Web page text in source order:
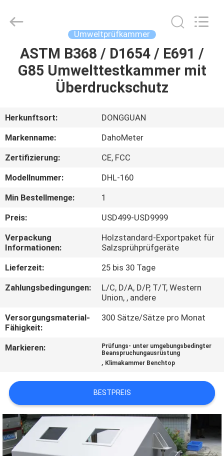
HAUS
PRODUKTE
ÜBER
UNS
FABRIK-
AUSFLUG
QUALITÄTSKONTROLLE
TRETEN
SIE
MIT
IN
VERBINDUNG
SIE
EIN
ZITAT
SITEMAP
Developed
Umweltprüfkammer
ASTM B368 / D1654 / E691 /
G85 Umwelttestkammer mit
Überdruckschutz
Herkunftsort:
DONGGUAN
Markenname:
DahoMeter
Zertifizierung:
CE, FCC
Modellnummer:
DHL-160
Min Bestellmenge:
1
Preis:
USD499-USD9999
Verpackung
Informationen:
Holzstandard-Exportpaket für
Salzsprühprüfgeräte
Lieferzeit:
25 bis 30 Tage
Zahlungsbedingungen:
L/C, D/A, D/P, T/T, Western
Union, , andere
Versorgungsmaterial-
Fähigkeit:
300 Sätze/Sätze pro Monat
Markieren:
Prüfungs- unter umgebungsbedingter
Beanspruchungausrüstung
, Klimakammer Benchtop
BESTPREIS